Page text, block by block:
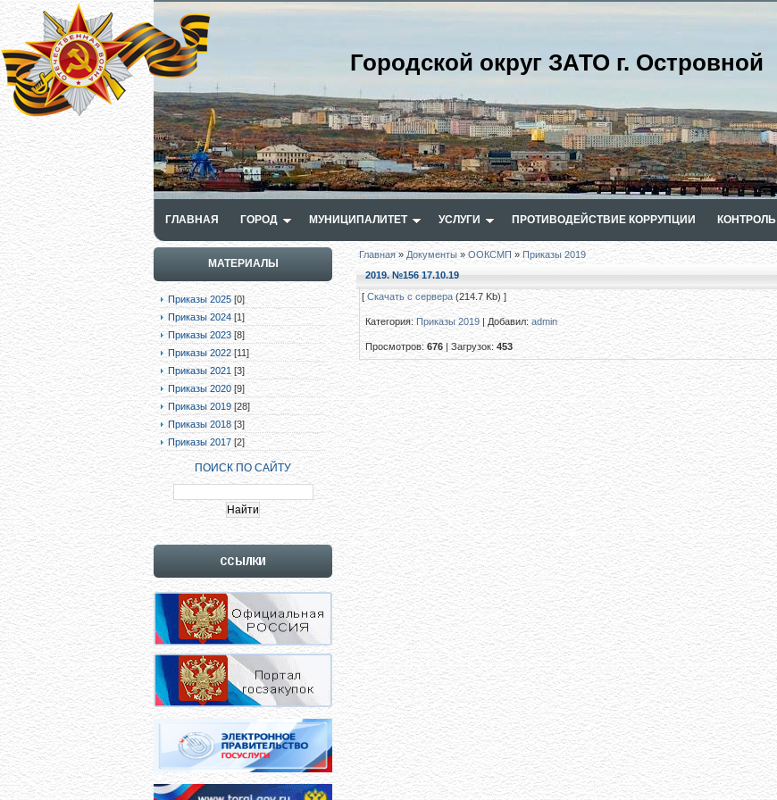
Городской округ ЗАТО г. Островной
ГЛАВНАЯ ГОРОД МУНИЦИПАЛИТЕТ УСЛУГИ ПРОТИВОДЕЙСТВИЕ КОРРУПЦИИ КОНТРОЛЬ
МАТЕРИАЛЫ
Приказы 2025 [0]
Приказы 2024 [1]
Приказы 2023 [8]
Приказы 2022 [11]
Приказы 2021 [3]
Приказы 2020 [9]
Приказы 2019 [28]
Приказы 2018 [3]
Приказы 2017 [2]
ПОИСК ПО САЙТУ
Главная »Документы »ООКСМП »Приказы 2019
2019. №156 17.10.19
[ Скачать с сервера(214.7 Kb) ]
Категория:Приказы 2019 | Добавил:admin
Просмотров:676 |Загрузок: 453